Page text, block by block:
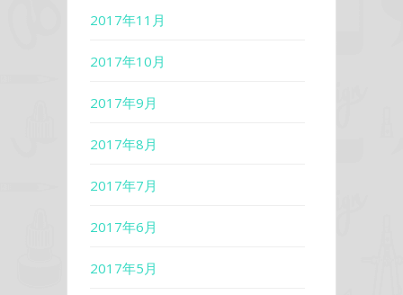
2017年11月
2017年10月
2017年9月
2017年8月
2017年7月
2017年6月
2017年5月